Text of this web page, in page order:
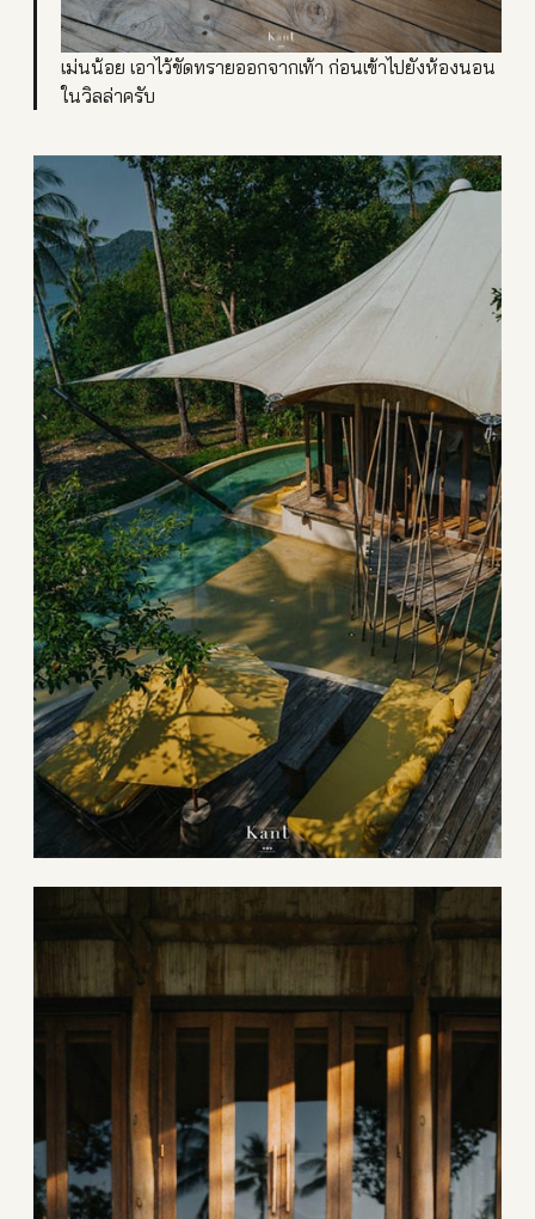
เม่นน้อย เอาไว้ขัดทรายออกจากเท้า ก่อนเข้าไปยังห้องนอน
ในวิลล่าครับ